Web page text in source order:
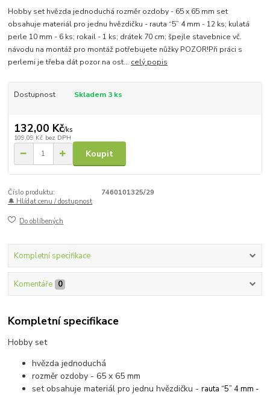
Hobby set hvězda jednoduchá rozměr ozdoby - 65 x 65 mm set
obsahuje materiál pro jednu hvězdičku - rauta “5” 4 mm - 12 ks; kulatá
perle 10 mm - 6 ks; rokail - 1 ks; drátek 70 cm; špejle stavebnice vč.
návodu na montáž pro montáž potřebujete nůžky POZOR!Při práci s
perlemi je třeba dát pozor na ost... celý popis
Dostupnost Skladem 3 ks
132,00 Kč/ks
109,09 Kč bez DPH
Koupit
Číslo produktu:
7460101325/29
🔔 Hlídat cenu / dostupnost
Do oblíbených
Kompletní specifikace
Komentáře 0
Kompletní specifikace
Hobby set
hvězda jednoduchá
rozměr ozdoby - 65 x 65 mm
set obsahuje materiál pro jednu hvězdičku -rauta “5” 4 mm -